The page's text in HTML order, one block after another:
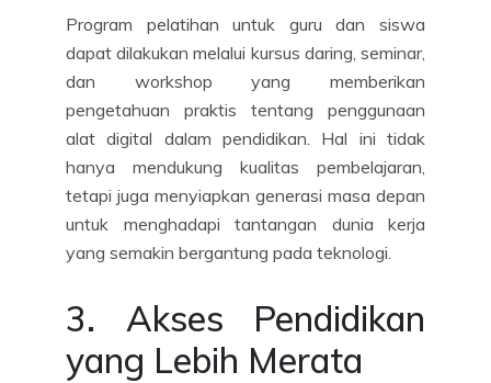
Program pelatihan untuk guru dan siswa
dapat dilakukan melalui kursus daring, seminar,
dan workshop yang memberikan
pengetahuan praktis tentang penggunaan
alat digital dalam pendidikan. Hal ini tidak
hanya mendukung kualitas pembelajaran,
tetapi juga menyiapkan generasi masa depan
untuk menghadapi tantangan dunia kerja
yang semakin bergantung pada teknologi.
3. Akses Pendidikan
yang Lebih Merata